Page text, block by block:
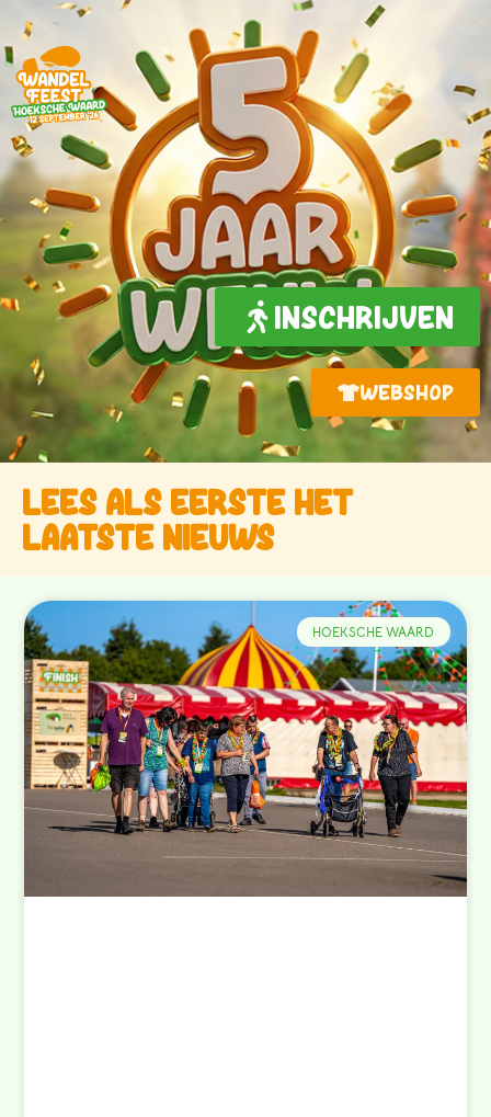
INSCHRIJVEN
WEBSHOP
Lees als eerste het
laatste nieuws
HOEKSCHE WAARD